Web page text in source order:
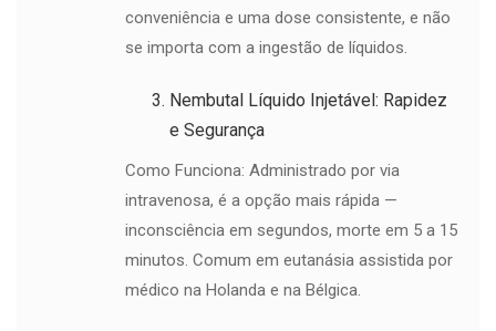
conveniência e uma dose consistente, e não
se importa com a ingestão de líquidos.
Nembutal Líquido Injetável: Rapidez
e Segurança
Como Funciona: Administrado por via
intravenosa, é a opção mais rápida —
inconsciência em segundos, morte em 5 a 15
minutos. Comum em eutanásia assistida por
médico na Holanda e na Bélgica.